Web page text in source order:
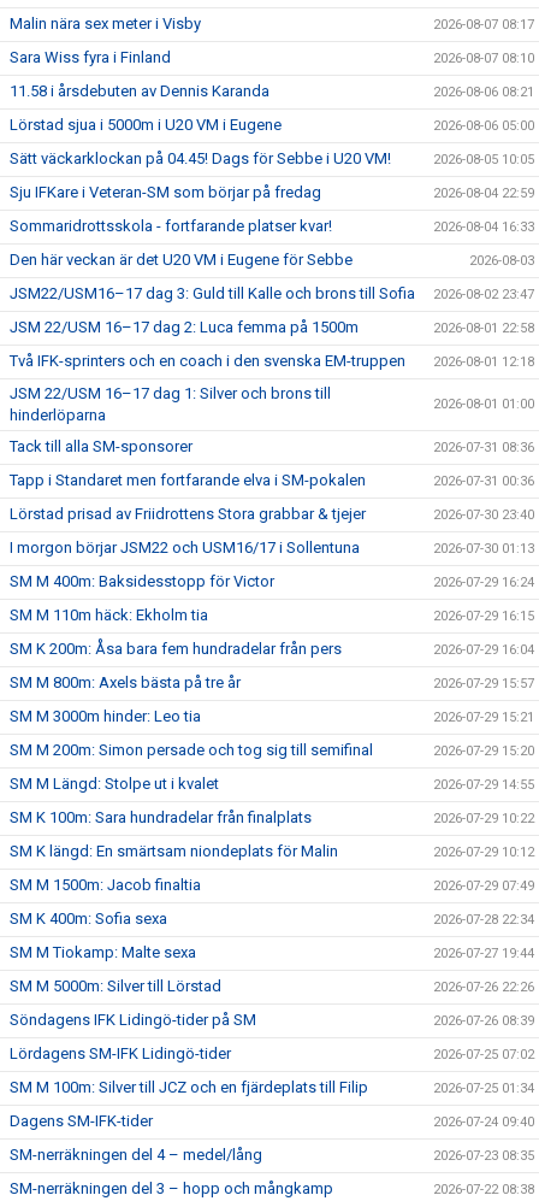
Malin nära sex meter i Visby 2026-08-07 08:17
Sara Wiss fyra i Finland 2026-08-07 08:10
11.58 i årsdebuten av Dennis Karanda 2026-08-06 08:21
Lörstad sjua i 5000m i U20 VM i Eugene 2026-08-06 05:00
Sätt väckarklockan på 04.45! Dags för Sebbe i U20 VM! 2026-08-05 10:05
Sju IFKare i Veteran-SM som börjar på fredag 2026-08-04 22:59
Sommaridrottsskola - fortfarande platser kvar! 2026-08-04 16:33
Den här veckan är det U20 VM i Eugene för Sebbe 2026-08-03
JSM22/USM16–17 dag 3: Guld till Kalle och brons till Sofia 2026-08-02 23:47
JSM 22/USM 16–17 dag 2: Luca femma på 1500m 2026-08-01 22:58
Två IFK-sprinters och en coach i den svenska EM-truppen 2026-08-01 12:18
JSM 22/USM 16–17 dag 1: Silver och brons till
hinderlöparna
2026-08-01 01:00
Tack till alla SM-sponsorer 2026-07-31 08:36
Tapp i Standaret men fortfarande elva i SM-pokalen 2026-07-31 00:36
Lörstad prisad av Friidrottens Stora grabbar & tjejer 2026-07-30 23:40
I morgon börjar JSM22 och USM16/17 i Sollentuna 2026-07-30 01:13
SM M 400m: Baksidesstopp för Victor 2026-07-29 16:24
SM M 110m häck: Ekholm tia 2026-07-29 16:15
SM K 200m: Åsa bara fem hundradelar från pers 2026-07-29 16:04
SM M 800m: Axels bästa på tre år 2026-07-29 15:57
SM M 3000m hinder: Leo tia 2026-07-29 15:21
SM M 200m: Simon persade och tog sig till semifinal 2026-07-29 15:20
SM M Längd: Stolpe ut i kvalet 2026-07-29 14:55
SM K 100m: Sara hundradelar från finalplats 2026-07-29 10:22
SM K längd: En smärtsam niondeplats för Malin 2026-07-29 10:12
SM M 1500m: Jacob finaltia 2026-07-29 07:49
SM K 400m: Sofia sexa 2026-07-28 22:34
SM M Tiokamp: Malte sexa 2026-07-27 19:44
SM M 5000m: Silver till Lörstad 2026-07-26 22:26
Söndagens IFK Lidingö-tider på SM 2026-07-26 08:39
Lördagens SM-IFK Lidingö-tider 2026-07-25 07:02
SM M 100m: Silver till JCZ och en fjärdeplats till Filip 2026-07-25 01:34
Dagens SM-IFK-tider 2026-07-24 09:40
SM-nerräkningen del 4 – medel/lång 2026-07-23 08:35
SM-nerräkningen del 3 – hopp och mångkamp 2026-07-22 08:38